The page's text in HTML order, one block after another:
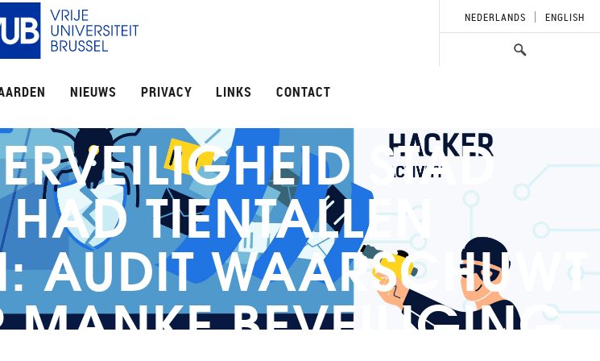
NIEUWS PRIVACY LINKS CONTACT
NEDERLANDS ENGLISH
STAD
TIENTALLEN
AUDIT WAARSCHUWT
BEVEILIGING